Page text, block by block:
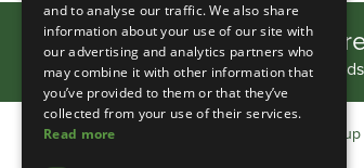
Tilmeld dig vores
Hold dig opdateret med vores
Heathland
and to analyse our traffic. We also share
information about your use of our site with
our advertising and analytics partners who
may combine it with other information that
you’ve provided to them or that they’ve
collected from your use of their services.
Read more